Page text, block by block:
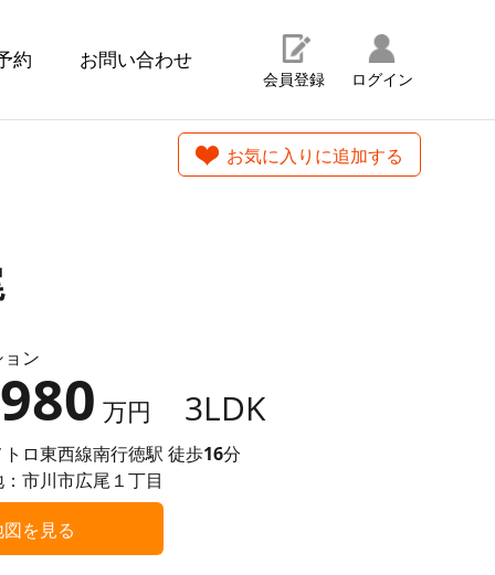
約 お問い合わせ
会員登録 ログイン
お気に入りに追加する
ン
万円 3LDK
ロ東西線南行徳駅 徒歩16分
市川市広尾１丁目
を見る